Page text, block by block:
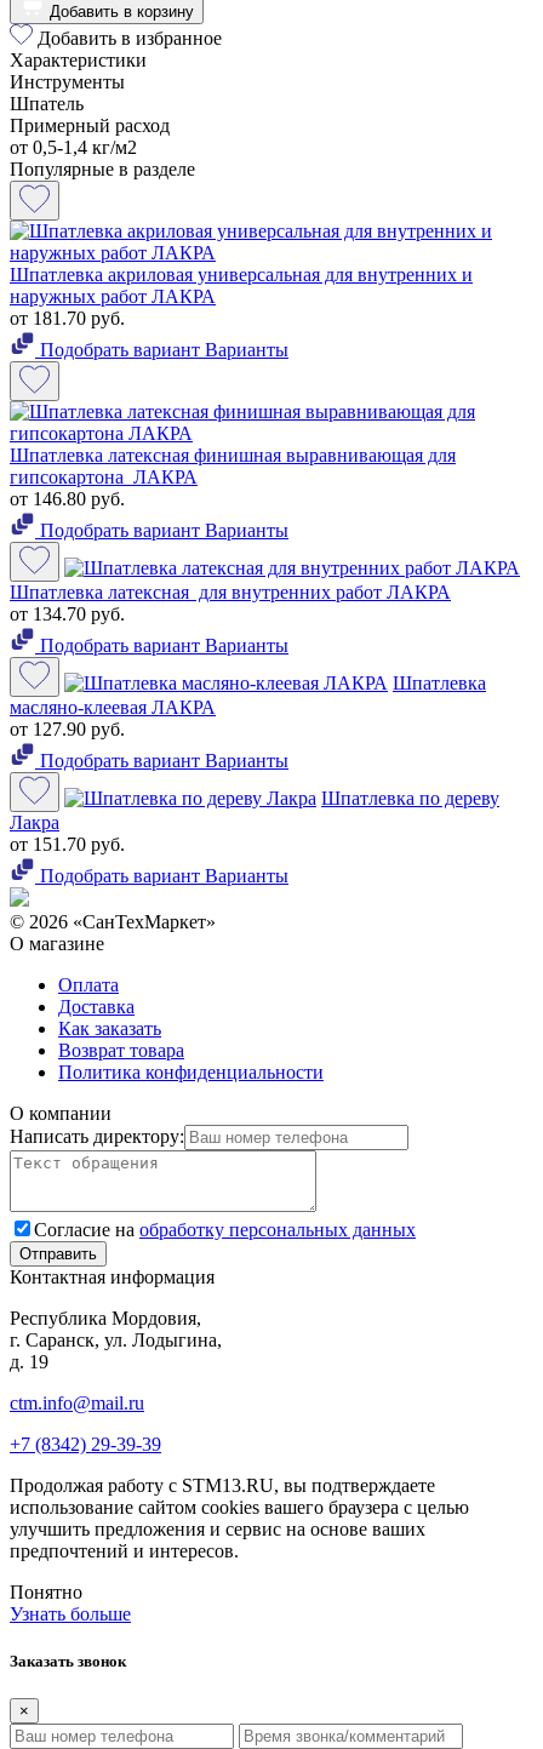
Добавить в корзину
Добавить в избранное
Характеристики
Инструменты
Шпатель
Примерный расход
от 0,5-1,4 кг/м2
Популярные в разделе
Шпатлевка акриловая универсальная для внутренних и
наружных работ ЛАКРА
от 181.70 руб.
Подобрать вариант Варианты
Шпатлевка латексная финишная выравнивающая для
гипсокартона ЛАКРА
от 146.80 руб.
Подобрать вариант Варианты
Шпатлевка латексная для внутренних работ ЛАКРА
от 134.70 руб.
Подобрать вариант Варианты
Шпатлевка
масляно-клеевая ЛАКРА
от 127.90 руб.
Подобрать вариант Варианты
Шпатлевка по дереву
Лакра
от 151.70 руб.
Подобрать вариант Варианты
© 2026 «СанТехМаркет»
О магазине
Оплата
Доставка
Как заказать
Возврат товара
Политика конфиденциальности
О компании
Написать директору:
Согласие на обработку персональных данных
Контактная информация
Республика Мордовия,
г. Саранск, ул. Лодыгина,
д. 19
ctm.info@mail.ru
+7 (8342) 29-39-39
Продолжая работу с STM13.RU, вы подтверждаете
использование сайтом cookies вашего браузера с целью
улучшить предложения и сервис на основе ваших
предпочтений и интересов.
Понятно
Узнать больше
Заказать звонок
×